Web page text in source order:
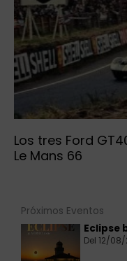
Los tres Ford
Le Mans 66
Próximos Eventos
Eclipse
Del 12/